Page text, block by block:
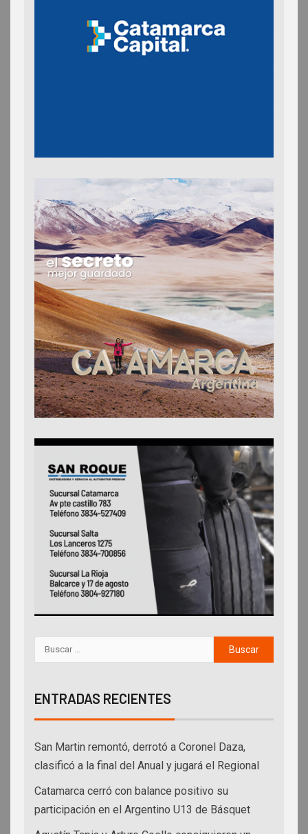
ENTRADAS RECIENTES
San Martin remontó, derrotó a Coronel Daza,
clasificó a la final del Anual y jugará el Regional
Catamarca cerró con balance positivo su
participación en el Argentino U13 de Básquet